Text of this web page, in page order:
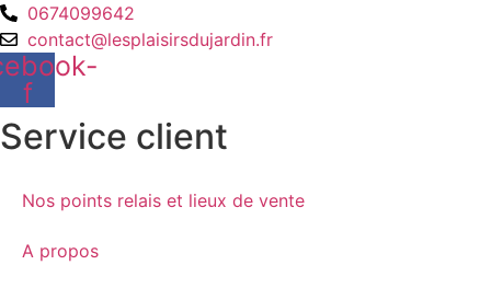
0674099642
contact@lesplaisirsdujardin.fr
f
Service client
Nos points relais et lieux de vente
A propos